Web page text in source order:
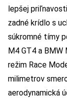
lepšej
zadné krídlo s
súkromné tímy
M4 GT4 a BMW
režim Race
milimetrov
aerodynamická